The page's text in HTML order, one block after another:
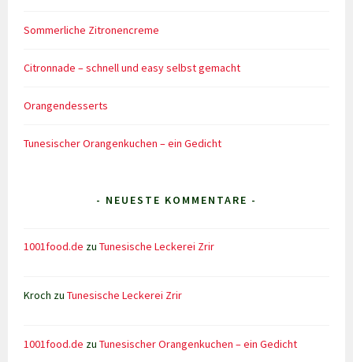
Sommerliche Zitronencreme
Citronnade – schnell und easy selbst gemacht
Orangendesserts
Tunesischer Orangenkuchen – ein Gedicht
- NEUESTE KOMMENTARE -
1001food.de zuTunesische Leckerei Zrir
Kroch zuTunesische Leckerei Zrir
1001food.de zuTunesischer Orangenkuchen – ein Gedicht